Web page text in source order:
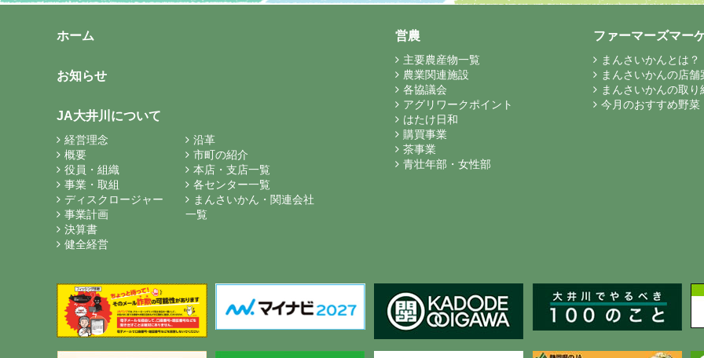
ホーム
お知らせ
JA大井川について
経営理念
概要
役員・組織
事業・取組
ディスクロージャー
事業計画
決算書
健全経営
沿革
市町の紹介
本店・支店一覧
各センター一覧
まんさいかん・関連会社
一覧
営農
主要農産物一覧
農業関連施設
各協議会
アグリワークポイント
はたけ日和
購買事業
茶事業
青壮年部・女性部
ファーマーズマー
まんさいかんとは？
まんさいかんの店舗
まんさいかんの取り
今月のおすすめ野菜